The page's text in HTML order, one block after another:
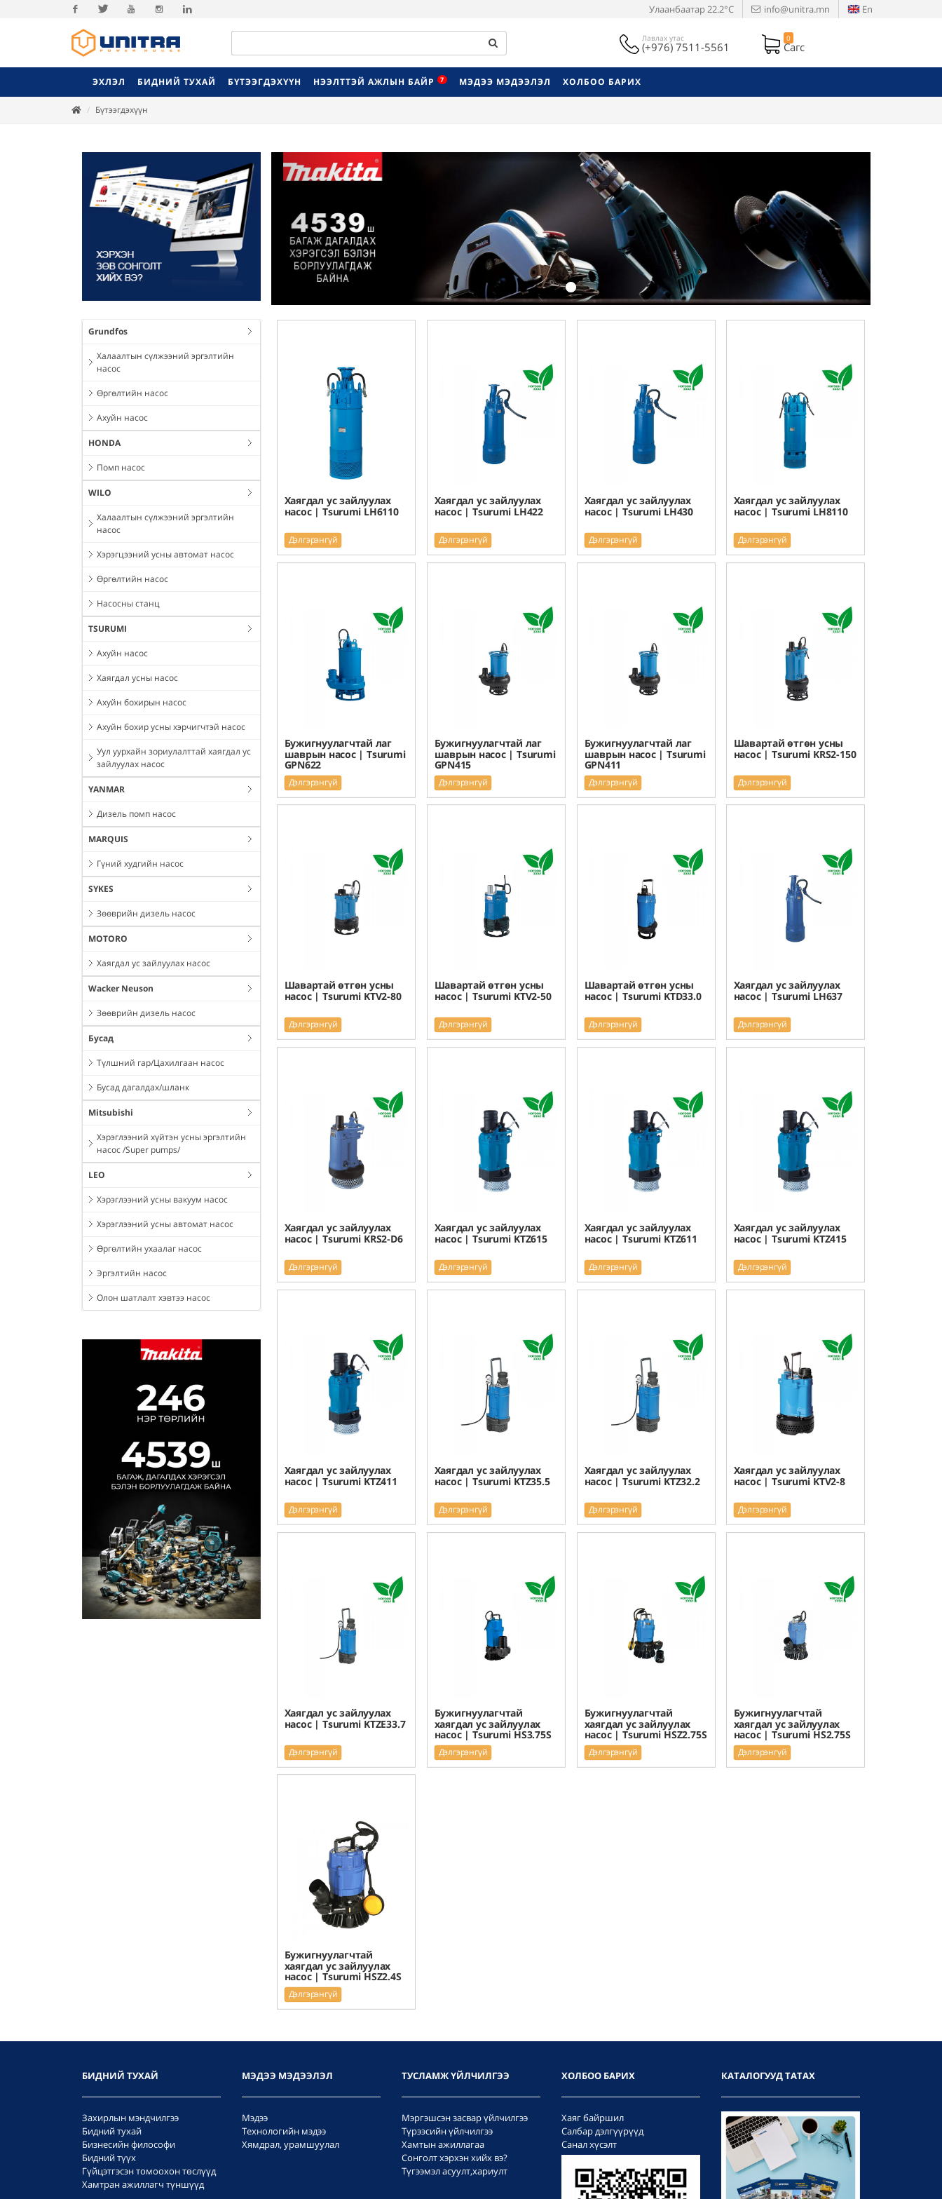
Facebook
Улаанбаатар22.2°C info@unitra.mn En
Лавлах утас
(+976) 7511-5561
0
Сагс
ЭХЛЭЛ БИДНИЙ ТУХАЙ БҮТЭЭГДЭХҮҮН НЭЭЛТТЭЙ АЖЛЫН БАЙР 7 МЭДЭЭ МЭДЭЭЛЭЛ ХОЛБОО БАРИХ
Бүтээгдэхүүн
Grundfos
Халаалтын сүлжээний эргэлтийн
насос
Өргөлтийн насос
Ахуйн насос
HONDA
Помп насос
WILO
Халаалтын сүлжээний эргэлтийн
насос
Хэрэгцээний усны автомат насос
Өргөлтийн насос
Насосны станц
TSURUMI
Ахуйн насос
Хаягдал усны насос
Ахуйн бохирын насос
Ахуйн бохир усны хэрчигчтэй насос
Уул уурхайн зориулалттай хаягдал ус
зайлуулах насос
YANMAR
Дизель помп насос
MARQUIS
Гүний худгийн насос
SYKES
Зөөврийн дизель насос
MOTORO
Хаягдал ус зайлуулах насос
Wacker Neuson
Зөөврийн дизель насос
Бусад
Түлшний гар/Цахилгаан насос
Бусад дагалдах/шланк
Mitsubishi
Хэрэглээний хүйтэн усны эргэлтийн
насос /Super pumps/
LEO
Хэрэглээний усны вакуум насос
Хэрэглээний усны автомат насос
Өргөлтийн ухаалаг насос
Эргэлтийн насос
Олон шатлалт хэвтээ насос
Previous
Хаягдал ус зайлуулах
насос | Tsurumi LH6110
Дэлгэрэнгүй
Хаягдал ус зайлуулах
насос | Tsurumi LH422
Дэлгэрэнгүй
Хаягдал ус зайлуулах
насос | Tsurumi LH430
Дэлгэрэнгүй
Хаягдал ус зайлуулах
насос | Tsurumi LH8110
Дэлгэрэнгүй
Бужигнуулагчтай лаг
шаврын насос | Tsurumi
GPN622
Дэлгэрэнгүй
Бужигнуулагчтай лаг
шаврын насос | Tsurumi
GPN415
Дэлгэрэнгүй
Бужигнуулагчтай лаг
шаврын насос | Tsurumi
GPN411
Дэлгэрэнгүй
Шавартай өтгөн усны
насос | Tsurumi KRS2-150
Дэлгэрэнгүй
Шавартай өтгөн усны
насос | Tsurumi KTV2-80
Дэлгэрэнгүй
Шавартай өтгөн усны
насос | Tsurumi KTV2-50
Дэлгэрэнгүй
Шавартай өтгөн усны
насос | Tsurumi KTD33.0
Дэлгэрэнгүй
Хаягдал ус зайлуулах
насос | Tsurumi LH637
Дэлгэрэнгүй
Хаягдал ус зайлуулах
насос | Tsurumi KRS2-D6
Дэлгэрэнгүй
Хаягдал ус зайлуулах
насос | Tsurumi KTZ615
Дэлгэрэнгүй
Хаягдал ус зайлуулах
насос | Tsurumi KTZ611
Дэлгэрэнгүй
Хаягдал ус зайлуулах
насос | Tsurumi KTZ415
Дэлгэрэнгүй
Хаягдал ус зайлуулах
насос | Tsurumi KTZ411
Дэлгэрэнгүй
Хаягдал ус зайлуулах
насос | Tsurumi KTZ35.5
Дэлгэрэнгүй
Хаягдал ус зайлуулах
насос | Tsurumi KTZ32.2
Дэлгэрэнгүй
Хаягдал ус зайлуулах
насос | Tsurumi KTV2-8
Дэлгэрэнгүй
Хаягдал ус зайлуулах
насос | Tsurumi KTZE33.7
Дэлгэрэнгүй
Бужигнуулагчтай
хаягдал ус зайлуулах
насос | Tsurumi HS3.75S
Дэлгэрэнгүй
Бужигнуулагчтай
хаягдал ус зайлуулах
насос | Tsurumi HSZ2.75S
Дэлгэрэнгүй
Бужигнуулагчтай
хаягдал ус зайлуулах
насос | Tsurumi HS2.75S
Дэлгэрэнгүй
Бужигнуулагчтай
хаягдал ус зайлуулах
насос | Tsurumi HSZ2.4S
Дэлгэрэнгүй
БИДНИЙ ТУХАЙ
Захирлын мэндчилгээ
Бидний тухай
Бизнесийн философи
Бидний түүх
Гүйцэтгэсэн томоохон төслүүд
Хамтран ажиллагч түншүүд
МЭДЭЭ МЭДЭЭЛЭЛ
Мэдээ
Технологийн мэдээ
Хямдрал, урамшуулал
ТУСЛАМЖ ҮЙЛЧИЛГЭЭ
Мэргэшсэн засвар үйлчилгээ
Түрээсийн үйлчилгээ
Хамтын ажиллагаа
Сонголт хэрхэн хийх вэ?
Түгээмэл асуулт,хариулт
ХОЛБОО БАРИХ
Хаяг байршил
Салбар дэлгүүрүүд
Санал хүсэлт
КАТАЛОГУУД ТАТАХ